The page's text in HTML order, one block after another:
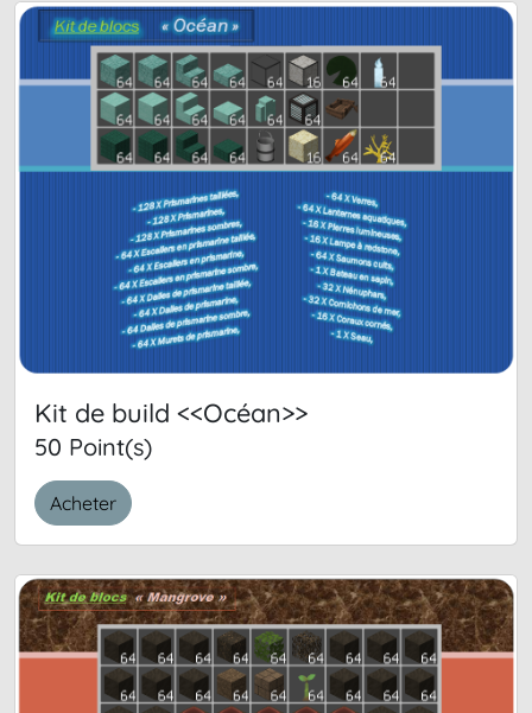
Kit de build <<Océan>>
50 Point(s)
Acheter